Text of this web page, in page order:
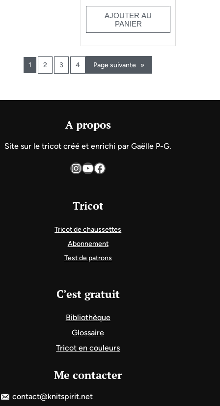
AJOUTER AU
PANIER
1 2 3 4 Page suivante »
A propos
Site sur le tricot créé et enrichi par Gaëlle P-G.
InstagramYouTube Facebook
Tricot
Tricot de chaussettes
Abonnement
Test de patrons
C’est gratuit
Bibliothèque
Glossaire
Tricot en couleurs
Me contacter
contact@knitspirit.net